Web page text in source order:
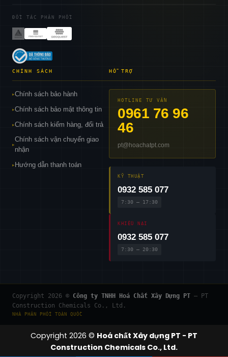
ĐỐI TÁC PHÂN PHỐI
CHÍNH SÁCH
▸Chính sách bảo hành
▸Chính sách bảo mật thông tin
▸Chính sách kiểm hàng, đổi trả
▸
Chính sách vận chuyển giao
nhận
▸ Hướng dẫn thanh toán
HỖ TRỢ
HOTLINE TƯ VẤN
0961 76 96
46
pt@hoachatpt.com
KỸ THUẬT
0932 585 077
7:30 – 17:30
KHIẾU NẠI
0932 585 077
7:30 – 20:30
Copyright 2026 © Công ty TNHH Hoá Chất Xây Dựng PT — PT
Construction Chemicals Co., Ltd.
NHÀ PHÂN PHỐI TOÀN QUỐC
Copyright 2026 © Hoá chất Xây dựng PT - PT
Construction Chemicals Co., Ltd.